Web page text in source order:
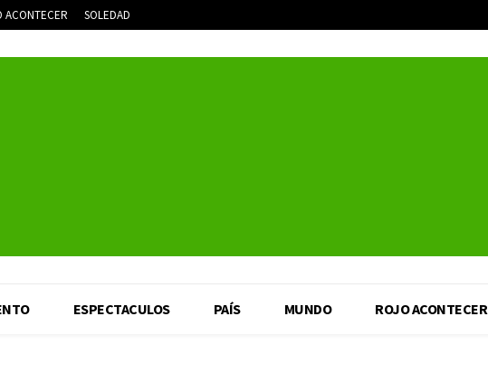
ACONTECER SOLEDAD
ESPECTACULOS PAÍS MUNDO ROJO ACONTECER